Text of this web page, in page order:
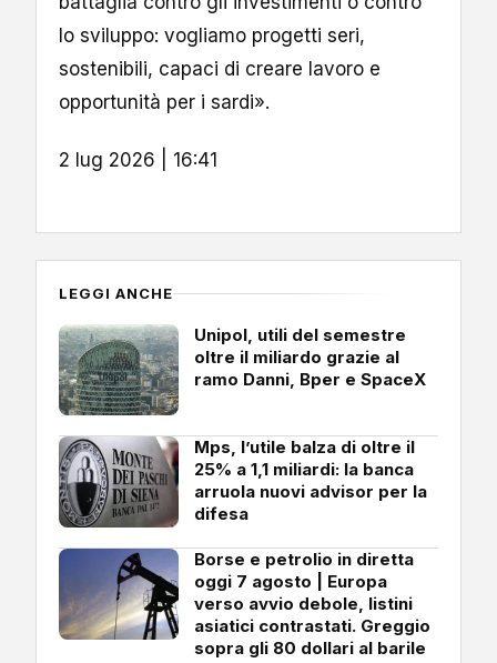
lo sviluppo: vogliamo progetti seri,
sostenibili, capaci di creare lavoro e
opportunità per i sardi».
2 lug 2026 | 16:41
LEGGI ANCHE
Unipol, utili del semestre
oltre il miliardo grazie al
ramo Danni, Bper e SpaceX
Mps, l’utile balza di oltre il
25% a 1,1 miliardi: la banca
arruola nuovi advisor per la
difesa
Borse e petrolio in diretta
oggi 7 agosto | Europa
verso avvio debole, listini
asiatici contrastati. Greggio
sopra gli 80 dollari al barile